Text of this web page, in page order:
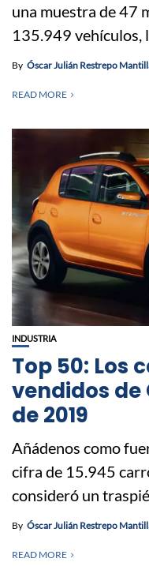
una muestra de 47
135.949 vehículos,
By Óscar Julián Restrepo
READ MORE
INDUSTRIA
Top 50: Los
vendidos de
de 2019
Añádenos como
cifra de 15.945
consideró un traspié
By Óscar Julián Restrepo
READ MORE